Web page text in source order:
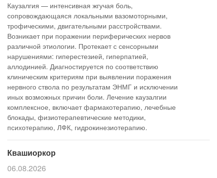
Каузалгия — интенсивная жгучая боль,
сопровождающаяся локальными вазомоторными,
трофическими, двигательными расстройствами.
Возникает при поражении периферических нервов
различной этиологии. Протекает с сенсорными
нарушениями: гиперестезией, гиперпатией,
аллодинией. Диагностируется по соответствию
клиническим критериям при выявлении поражения
нервного ствола по результатам ЭНМГ и исключении
иных возможных причин боли. Лечение каузалгии
комплексное, включает фармакотерапию, лечебные
блокады, физиотерапевтические методики,
психотерапию, ЛФК, гидрокинезиотерапию.
Квашиоркор
06.08.2026